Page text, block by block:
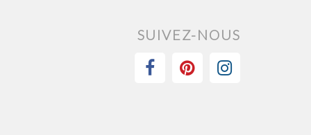
SUIVEZ-NOUS